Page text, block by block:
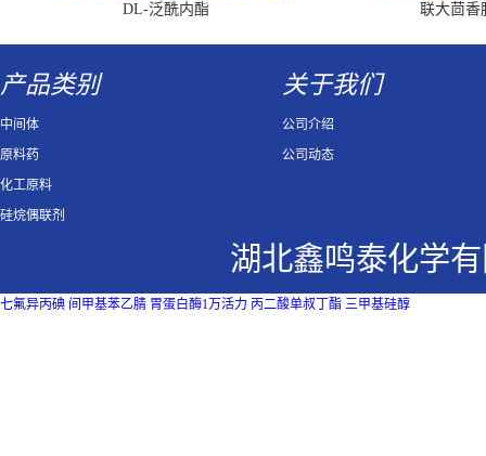
DL-泛酰内酯 联大茴香
产品类别
中间体
原料药
化工原料
硅烷偶联剂
关于我们
公司介绍
公司动态
湖北鑫鸣泰化学
七氟异丙碘 间甲基苯乙腈 胃蛋白酶1万活力 丙二酸单叔丁酯 三甲基硅醇